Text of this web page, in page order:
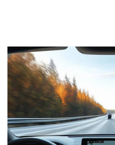
ISTQB Add-On Practical Tester
AI Essentials
AI Foundation